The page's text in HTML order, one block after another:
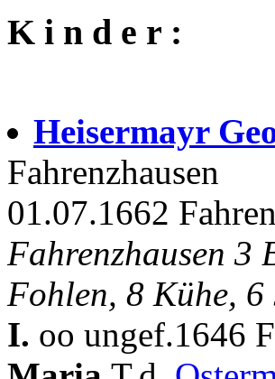
K i n d e r :
Heisermayr
Fahrenzhausen
01.07.1662
Fahrenzhausen 3
Fohlen, 8 Kühe,
I. oo ungef.1646